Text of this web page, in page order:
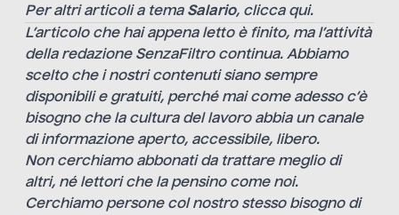
Per altri articoli a tema Salario, clicca qui.
L’articolo che hai appena letto è finito, ma l’attività
della redazione SenzaFiltro continua. Abbiamo
scelto che i nostri contenuti siano sempre
disponibili e gratuiti, perché mai come adesso c’è
bisogno che la cultura del lavoro abbia un canale
di informazione aperto, accessibile, libero.
Non cerchiamo abbonati da trattare meglio di
altri, né lettori che la pensino come noi.
Cerchiamo persone col nostro stesso bisogno di